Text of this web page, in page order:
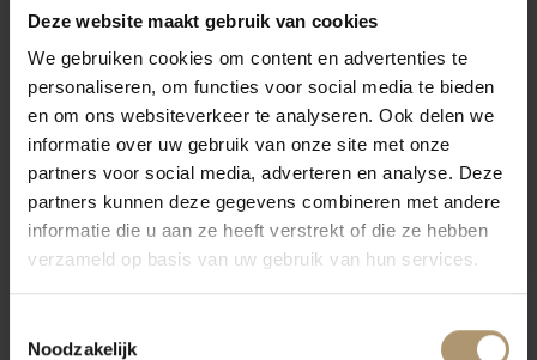
Deze website maakt gebruik van cookies
We gebruiken cookies om content en advertenties te
personaliseren, om functies voor social media te bieden
en om ons websiteverkeer te analyseren. Ook delen we
informatie over uw gebruik van onze site met onze
partners voor social media, adverteren en analyse. Deze
partners kunnen deze gegevens combineren met andere
informatie die u aan ze heeft verstrekt of die ze hebben
verzameld op basis van uw gebruik van hun services.
Noodzakelijk
Cielo Pinot Grigio Blush
Rosé
€5,59
Laurent Miquel Père et Fils
Rosé Cinsault - Syrah Rosé
€8,40